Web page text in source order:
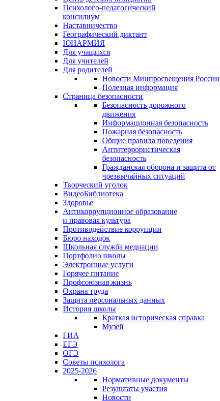
Психолого-педагогический
консилиум
Наставничество
Географический диктант
ЮНАРМИЯ
Для учащихся
Для учителей
Для родителей
Новости Минпросвещения России
Полезная информация
Страница безопасности
Безопасность дорожного
движения
Информационная безопасность
Пожарная безопасность
Общие правила поведения
Антитеррористическая
безопасность
Гражданская оборона и защита от
чрезвычайных ситуаций
Творческий уголок
ВидеоБиблиотека
Здоровье
Антикоррупционное образование
и правовая культура
Противодействие коррупции
Бюро находок
Школьная служба медиации
Портфолио школы
Электронные услуги
Горячее питание
Профсоюзная жизнь
Охрана труда
Защита персональных данных
История школы
Краткая историческая справка
Музей
ГИА
ЕГЭ
ОГЭ
Советы психолога
2025-2026
Нормативные документы
Результаты участия
Новости